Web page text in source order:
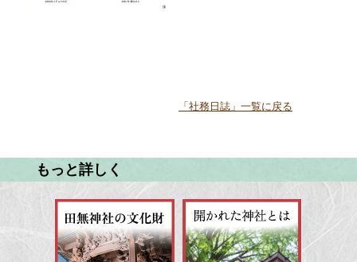
「社務日誌」一覧に戻る
もっと詳しく